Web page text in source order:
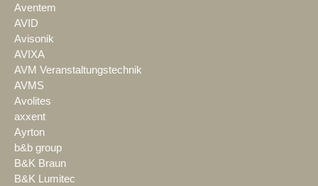
Aventem
AVID
Avisonik
AVIXA
AVM Veranstaltungstechnik
AVMS
Avolites
axxent
Ayrton
b&b group
B&K Braun
B&K Lumitec